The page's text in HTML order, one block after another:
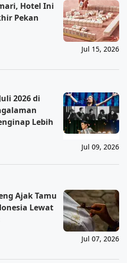
Hotel Ini
Pekan
Jul 15, 2026
2026 di
Lebih
Jul 09, 2026
Ajak Tamu
Lewat
Jul 07, 2026